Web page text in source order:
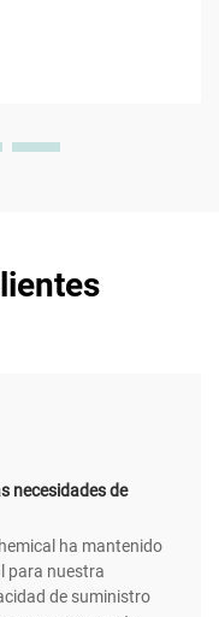
ocho carbonos
necesidades de
ha mantenido
para nuestra
de suministro